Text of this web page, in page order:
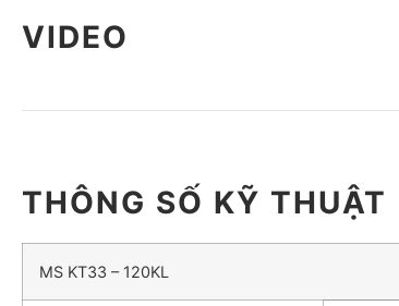
VIDEO
THÔNG SỐ KỸ THUẬT
MS KT33 – 120KL